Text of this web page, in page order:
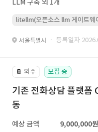
LLM 구축 외 1개
litellm(오픈소스 llm 게이트웨
서울특별시 · 등록일자
📔 외주 모집 중
기존 전화상담 플랫폼
동
예상 금액
9,000,000원